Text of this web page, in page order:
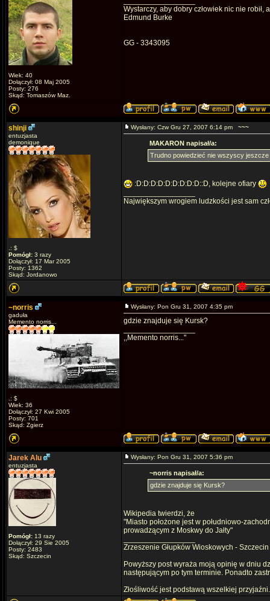
Wiek: 40
Dołączył: 08 Maj 2005
Posty: 276
Skąd: Tomaszów Maz.
Wystarczy, aby dobry człowiek nic nie robił,
Edmund Burke
GG - 3343095
shinji
entuzjasta
demonique
.: $
Pomógł: 3 razy
Dołączył: 17 Mar 2005
Posty: 1362
Skąd: Jordanowo
Wysłany: Czw Gru 27, 2007 6:14 pm ~~~
MAKARON napisał/a:
Trudno powiedzieć nie wszyscy jeszcze
:D:D:D:D:D:D:D:D:D::D, kolejne ofiary
Największym wrogiem ludzkości jest sam
~norris
gaduła
Memento norris...
.: $
Wiek: 36
Dołączył: 27 Kwi 2005
Posty: 701
Skąd: Zgierz
Wysłany: Pon Gru 31, 2007 4:35 pm
gdzie znajduje się Kursk?
,,Memento norris..."
Jarek Alu
entuzjasta
Pomógł: 13 razy
Dołączył: 29 Sie 2005
Posty: 2483
Skąd: Szczecin
Wysłany: Pon Gru 31, 2007 5:36 pm
~norris napisał/a:
gdzie znajduje się Kursk?
Wikipedia twierdzi, że
"Miasto położone jest w południowo-
prowadzącym z Moskwy do Jałty"
Zrzeszenie Głupków Wioskowych - Szczecin
Powyższy post wyraża moją opinię w dniu
następującym po tym terminie. Ponadto
Złośliwość jest podstawą wszelkiej